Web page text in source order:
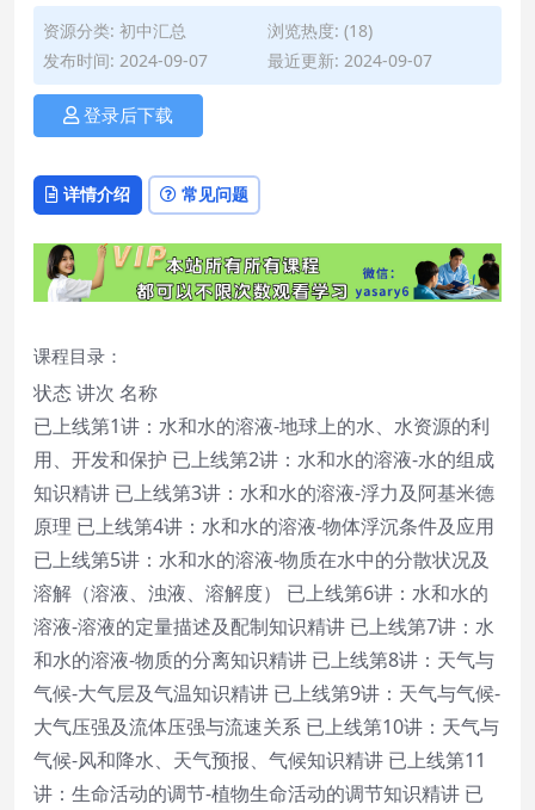
资源分类: 初中汇总
浏览热度: (18)
发布时间: 2024-09-07
最近更新: 2024-09-07
登录后下载
详情介绍 常见问题
课程目录：
状态 讲次 名称
已上线第1讲：水和水的溶液-地球上的水、水资源的利
用、开发和保护 已上线第2讲：水和水的溶液-水的组成
知识精讲 已上线第3讲：水和水的溶液-浮力及阿基米德
原理 已上线第4讲：水和水的溶液-物体浮沉条件及应用
已上线第5讲：水和水的溶液-物质在水中的分散状况及
溶解（溶液、浊液、溶解度） 已上线第6讲：水和水的
溶液-溶液的定量描述及配制知识精讲 已上线第7讲：水
和水的溶液-物质的分离知识精讲 已上线第8讲：天气与
气候-大气层及气温知识精讲 已上线第9讲：天气与气候-
大气压强及流体压强与流速关系 已上线第10讲：天气与
气候-风和降水、天气预报、气候知识精讲 已上线第11
讲：生命活动的调节-植物生命活动的调节知识精讲 已